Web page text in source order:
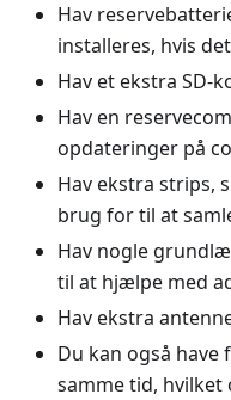
Hav
installeres, hvis
Hav et ekstra SD-
Hav en
opdateringer på
Hav ekstra strips,
brug for til at
Hav nogle
til at hjælpe med
Hav ekstra
Du kan også
samme tid, hvilket